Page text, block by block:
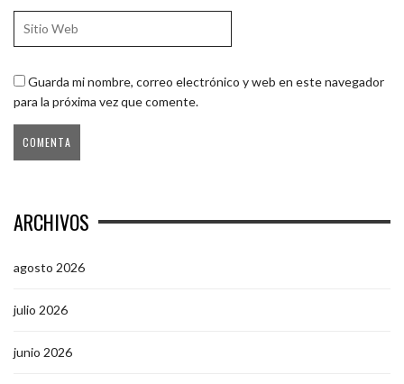
Guarda mi nombre, correo electrónico y web en este navegador
para la próxima vez que comente.
ARCHIVOS
agosto 2026
julio 2026
junio 2026